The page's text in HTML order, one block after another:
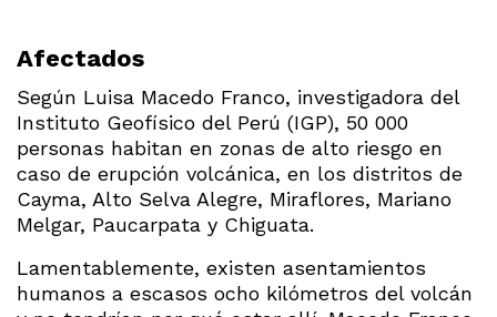
Afectados
Según Luisa Macedo Franco, investigadora del
Instituto Geofísico del Perú (IGP), 50 000
personas habitan en zonas de alto riesgo en
caso de erupción volcánica, en los distritos de
Cayma, Alto Selva Alegre, Miraflores, Mariano
Melgar, Paucarpata y Chiguata.
Lamentablemente, existen asentamientos
humanos a escasos ocho kilómetros del volcán